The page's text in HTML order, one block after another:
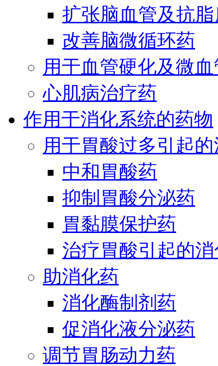
扩张脑血管及抗
改善脑微循环药
用于血管硬化及微
心肌病治疗药
作用于消化系统的药物
用于胃酸过多引起
中和胃酸药
抑制胃酸分泌药
胃黏膜保护药
治疗胃酸引起的
助消化药
消化酶制剂药
促消化液分泌药
调节胃肠动力药